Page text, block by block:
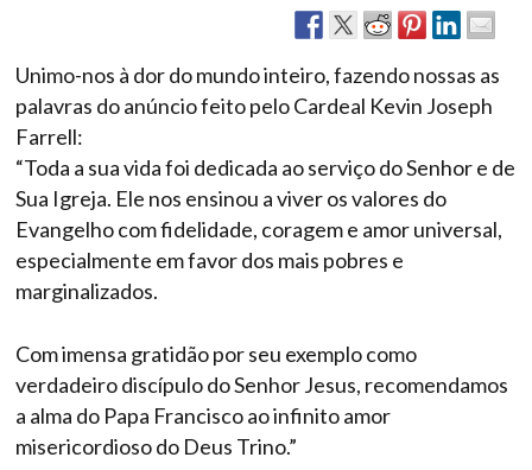
Unimo-nos à dor do mundo inteiro, fazendo nossas as
palavras do anúncio feito pelo Cardeal Kevin Joseph
Farrell:
“Toda a sua vida foi dedicada ao serviço do Senhor e de
Sua Igreja. Ele nos ensinou a viver os valores do
Evangelho com fidelidade, coragem e amor universal,
especialmente em favor dos mais pobres e
marginalizados.
Com imensa gratidão por seu exemplo como
verdadeiro discípulo do Senhor Jesus, recomendamos
a alma do Papa Francisco ao infinito amor
misericordioso do Deus Trino.”